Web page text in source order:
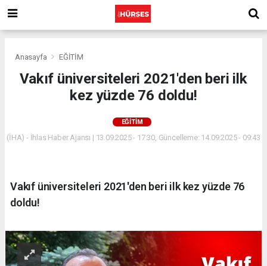
Anasayfa EĞİTİM
Vakıf üniversiteleri 2021'den beri ilk
kez yüzde 76 doldu!
EĞİTİM
(İHA) - İhlas Haber Ajansı | 13.09.2025 - 17:30, Güncelleme: 14.09.2025 - 09:43
Vakıf üniversiteleri 2021'den beri ilk kez yüzde 76
doldu!